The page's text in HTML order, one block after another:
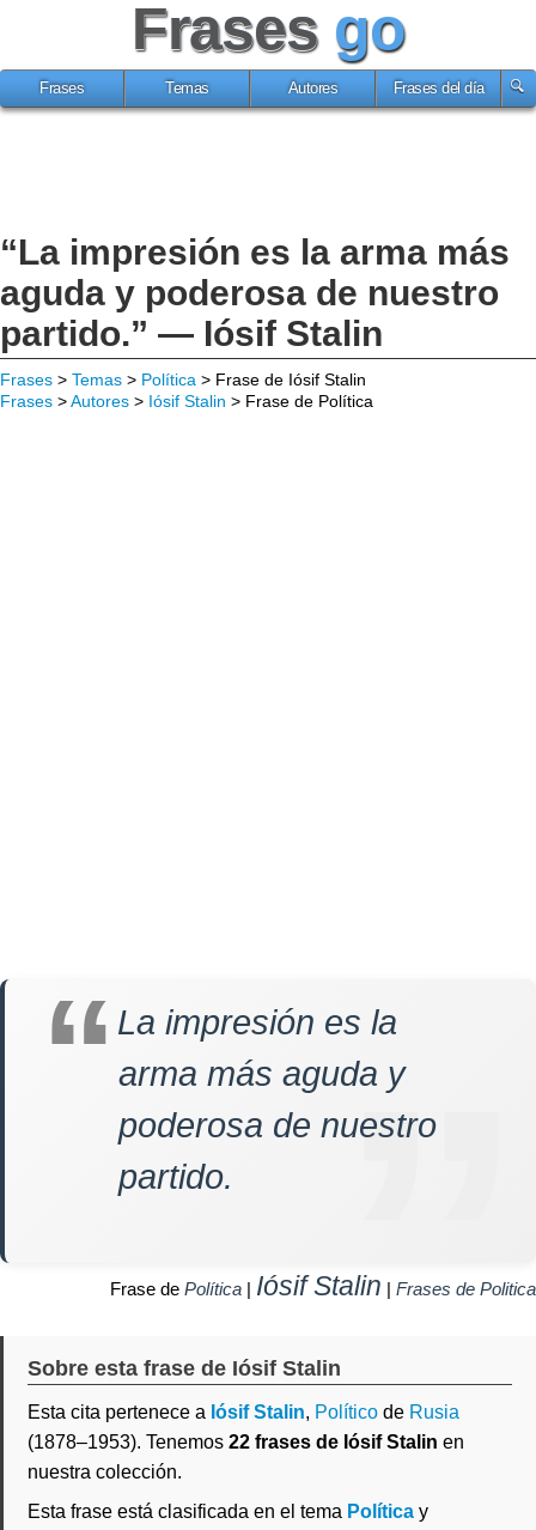
Frases go
Frases Temas Autores Frases del día
“La impresión es la arma más
aguda y poderosa de nuestro
partido.” — Iósif Stalin
Frases > Temas > Política > Frase de Iósif Stalin
Frases >Autores > Iósif Stalin > Frase de Política
La impresión es la
arma más aguda y
poderosa de nuestro
partido.
Frase de Política | Iósif Stalin | Frases de Politica
Sobre esta frase de Iósif Stalin
Esta cita pertenece a Iósif Stalin, Político de Rusia
(1878–1953). Tenemos 22 frases de Iósif Stalin en
nuestra colección.
Esta frase está clasificada en el tema Política y